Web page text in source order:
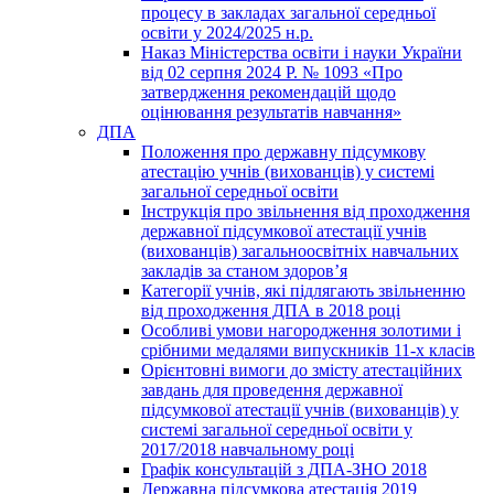
процесу в закладах загальної середньої
освіти у 2024/2025 н.р.
Наказ Міністерства освіти і науки України
від 02 серпня 2024 Р. № 1093 «Про
затвердження рекомендацій щодо
оцінювання результатів навчання»
ДПА
Положення про державну підсумкову
атестацію учнів (вихованців) у системі
загальної середньої освіти
Інструкція про звільнення від проходження
державної підсумкової атестації учнів
(вихованців) загальноосвітніх навчальних
закладів за станом здоров’я
Категорії учнів, які підлягають звільненню
від проходження ДПА в 2018 році
Особливі умови нагородження золотими і
срібними медалями випускників 11-х класів
Орієнтовні вимоги до змісту атестаційних
завдань для проведення державної
підсумкової атестації учнів (вихованців) у
системі загальної середньої освіти у
2017/2018 навчальному році
Графік консультацій з ДПА-ЗНО 2018
Державна підсумкова атестація 2019